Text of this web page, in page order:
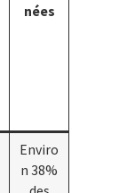
nées
Enviro
n 38%